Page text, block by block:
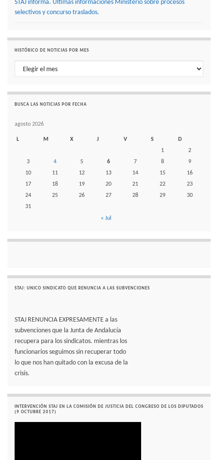
STAJ informa. Últimas informaciones Ministerio sobre procesos
selectivos y concurso traslados.
HISTÓRICO DE NOTICIAS POR MES
Histórico de noticias por mes
BUSCA LAS NOTICIAS POR FECHA
agosto 2026
L M X J V S
D
1
2
3
4 5 6 7 8
9
10
11 12 13 14 15
16
17
18 19 20 21 22
23
24
25 26 27 28 29
30
31
« Jul
STAJ: UNICO SINDICATO QUE RENUNCIA A LAS SUBVENCIONES
STAJ RENUNCIA EXPRESAMENTE a las
subvenciones que la Junta de Andalucía
recupera para los sindicatos. mientras los
funcionarios seguimos sin recuperar todo
lo que nos han quitado con la excusa de la
crisis.
INTERVENCIÓN STAJ EN LA COMISIÓN DE JUSTICIA DEL CONGRESO DE LOS DIPUTADOS
(9 OCTUBRE 2017)